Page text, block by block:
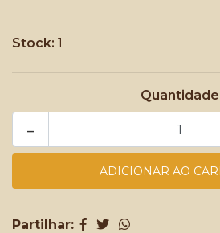
Stock: 1
Quantidade
-
Partilhar: